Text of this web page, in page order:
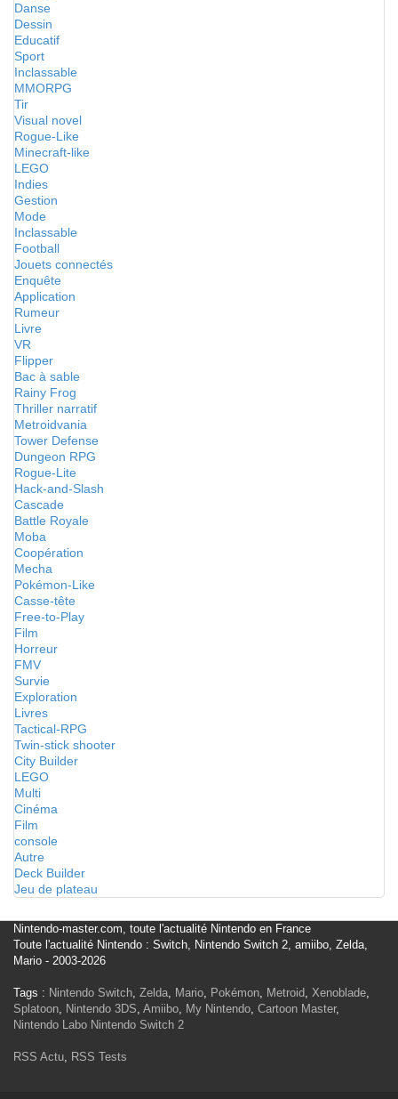
Danse
Dessin
Educatif
Sport
Inclassable
MMORPG
Tir
Visual novel
Rogue-Like
Minecraft-like
LEGO
Indies
Gestion
Mode
Inclassable
Football
Jouets connectés
Enquête
Application
Rumeur
Livre
VR
Flipper
Bac à sable
Rainy Frog
Thriller narratif
Metroidvania
Tower Defense
Dungeon RPG
Rogue-Lite
Hack-and-Slash
Cascade
Battle Royale
Moba
Coopération
Mecha
Pokémon-Like
Casse-tête
Free-to-Play
Film
Horreur
FMV
Survie
Exploration
Livres
Tactical-RPG
Twin-stick shooter
City Builder
LEGO
Multi
Cinéma
Film
console
Autre
Deck Builder
Jeu de plateau
Nintendo-master.com, toute l'actualité Nintendo en France
Toute l'actualité Nintendo : Switch, Nintendo Switch 2, amiibo, Zelda,
Mario - 2003-2026
Tags : Nintendo Switch, Zelda, Mario, Pokémon, Metroid, Xenoblade,
Splatoon, Nintendo 3DS, Amiibo, My Nintendo, Cartoon Master,
Nintendo Labo Nintendo Switch 2
RSS Actu, RSS Tests